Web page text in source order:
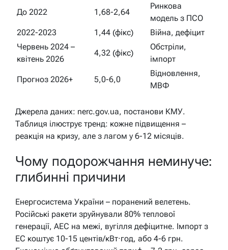
До 2022 1,68-2,64
Ринкова
модель з ПСО
2022-2023
1,44 (фікс)
Війна, дефіцит
Червень 2024 –
квітень 2026
4,32 (фікс)
Обстріли,
імпорт
Прогноз 2026+ 5,0-6,0
Відновлення,
МВФ
Джерела даних: nerc.gov.ua, постанови КМУ.
Таблиця ілюструє тренд: кожне підвищення –
реакція на кризу, але з лагом у 6-12 місяців.
Чому подорожчання неминуче:
глибинні причини
Енергосистема України – поранений велетень.
Російські ракети зруйнували 80% теплової
генерації, АЕС на межі, вугілля дефіцитне. Імпорт з
ЕС коштує 10-15 центів/кВт·год, або 4-6 грн.